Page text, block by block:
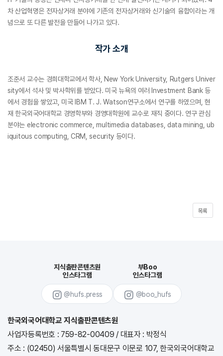
차 산업혁명은 전자상거래 분야에 기존의 전자상거래와 신기술의 융합이라는 개
념으로 또 다른 발전을 만들어 나가고 있다.
작가 소개
조준서 교수는 경희대학교에서 학사, New York University, Rutgers Univer
sity에서 석사 및 박사학위를 받았다. 미국 뉴욕의 여러 Investment Bank 등
에서 경험을 쌓았고, 미국 IBM T. J. Watson연구소에서 연구를 하였으며, 현
재 한국외국어대학교 경영학부와 경영대학원에 교수로 재직 중이다. 연구 관심
분야는 electronic commerce, multimedia databases, data mining, ub
iquitous computing, CRM, security 등이다.
목록
지식출판콘텐츠원
인스타그램
@hufs.press
부Boo
인스타그램
@boo_hufs
한국외국어대학교 지식출판콘텐츠원
사업자등록번호 : 759-82-00409/ 대표자 : 박정식
주소 : (02450) 서울특별시 동대문구 이문로 107, 한국외국어대학교